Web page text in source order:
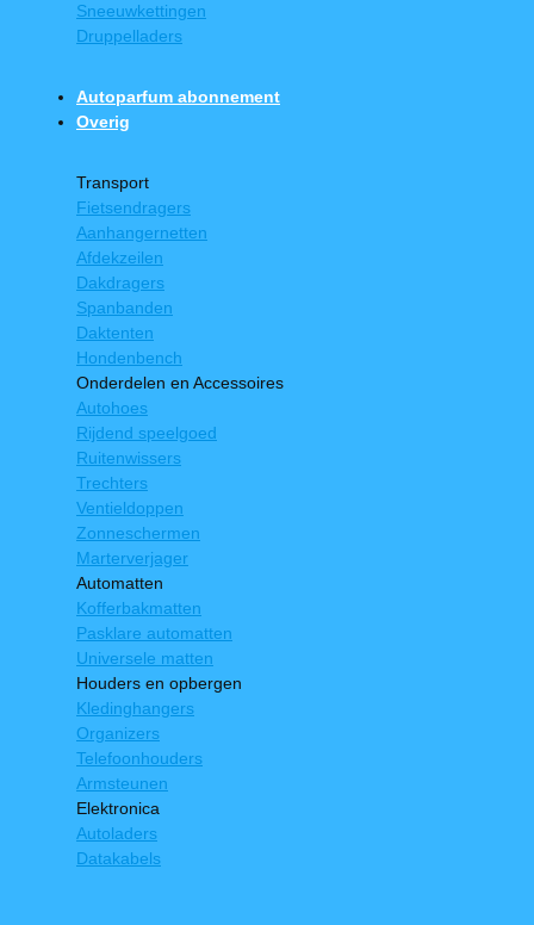
Sneeuwkettingen
Druppelladers
Autoparfum abonnement
Overig
Transport
Fietsendragers
Aanhangernetten
Afdekzeilen
Dakdragers
Spanbanden
Daktenten
Hondenbench
Onderdelen en Accessoires
Autohoes
Rijdend speelgoed
Ruitenwissers
Trechters
Ventieldoppen
Zonneschermen
Marterverjager
Automatten
Kofferbakmatten
Pasklare automatten
Universele matten
Houders en opbergen
Kledinghangers
Organizers
Telefoonhouders
Armsteunen
Elektronica
Autoladers
Datakabels